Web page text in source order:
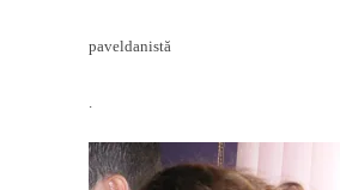
paveldanistă
.